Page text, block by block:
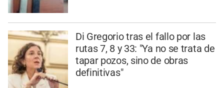
Di Gregorio tras el fallo por las
rutas 7, 8 y 33: "Ya no se trata de
tapar pozos, sino de obras
definitivas"